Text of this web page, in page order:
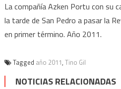
La compañía Azken Portu con su
la tarde de San Pedro a pasar la
en primer término. Año 2011.
Tagged año 2011, Tino Gil
NOTICIAS RELACIONADAS